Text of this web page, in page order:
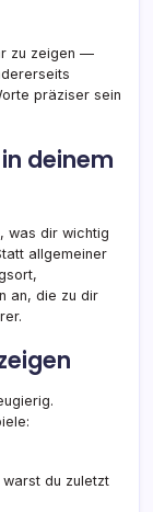
zu zeigen —
präziser sein
deinem
was dir wichtig
allgemeiner
an, die zu dir
du zuletzt